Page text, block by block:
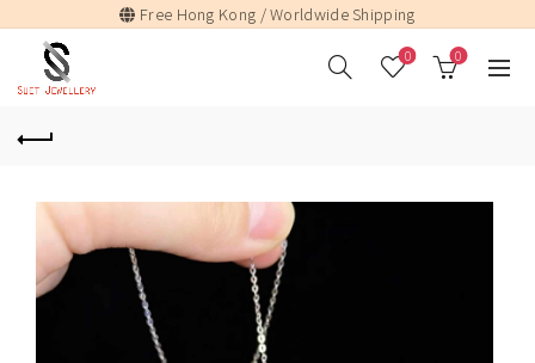
Free Hong Kong / Worldwide Shipping
0 0